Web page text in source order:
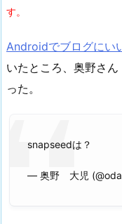
す。
Androidでブログにい
いたところ、奥野さん
った。
snapseedは？
— 奥野 大児